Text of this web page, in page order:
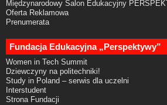
Międzynarodowy Salon Edukacyjny
Oferta Reklamowa
Prenumerata
Fundacja Edukacyjna „Perspektywy”
Women in Tech Summit
Dziewczyny na politechniki!
Study in Poland – serwis dla uczelni
Interstudent
Strona Fundacji